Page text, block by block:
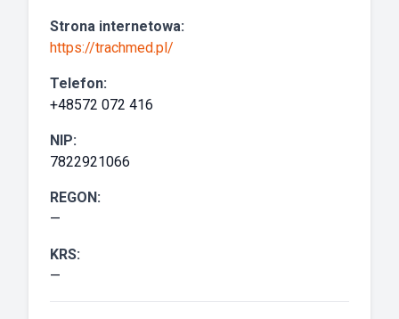
Strona internetowa:
https://trachmed.pl/
Telefon:
+48572 072 416
NIP:
7822921066
REGON:
—
KRS:
—